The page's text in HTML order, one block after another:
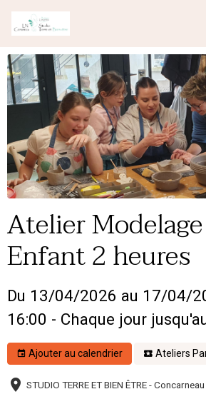
Atelier
Enfant 2 heures
Du 13/04/2026 au 17/04/
16:00 - Chaque jour
Ajouter au calendrier Ateliers
STUDIO TERRE ET BIEN ÊTRE -